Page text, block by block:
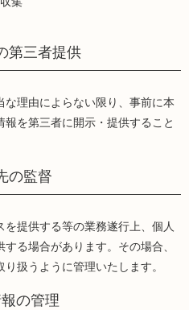
第三者提供
理由によらない限り、事前に本
を第三者に開示・提供すること
の監督
提供する等の業務遂行上、個人
る場合があります。その場合、
扱うように管理いたします。
の管理